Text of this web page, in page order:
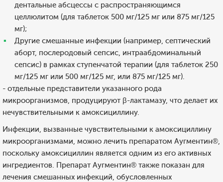
дентальные абсцессы с распространяющимся
целлюлитом (для таблеток 500 мг/125 мг или 875 мг/125
мг);
Другие смешанные инфекции (например, септический
аборт, послеродовый сепсис, интраабдоминальный
сепсис) в рамках ступенчатой терапии (для таблеток 250
мг/125 мг или 500 мг/125 мг, или 875 мг/125 мг).
- отдельные представители указанного рода
микроорганизмов, продуцируют β-лактамазу, что делает их
нечувствительными к амоксициллину.
Инфекции, вызванные чувствительными к амоксициллину
микроорганизмами, можно лечить препаратом Аугментин®,
поскольку амоксициллин является одним из его активных
ингредиентов. Препарат Аугментин® также показан для
лечения смешанных инфекций, обусловленных